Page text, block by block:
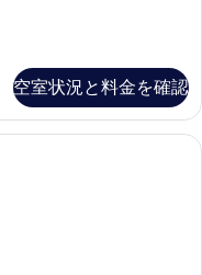
空室状況と料金を確認